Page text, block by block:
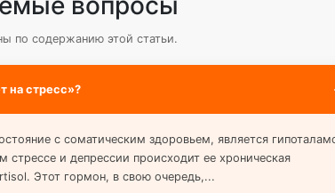
по содержанию этой статьи.
на стресс»?
с соматическим здоровьем, является
и депрессии происходит ее хроническая
Этот гормон, в свою очередь,...